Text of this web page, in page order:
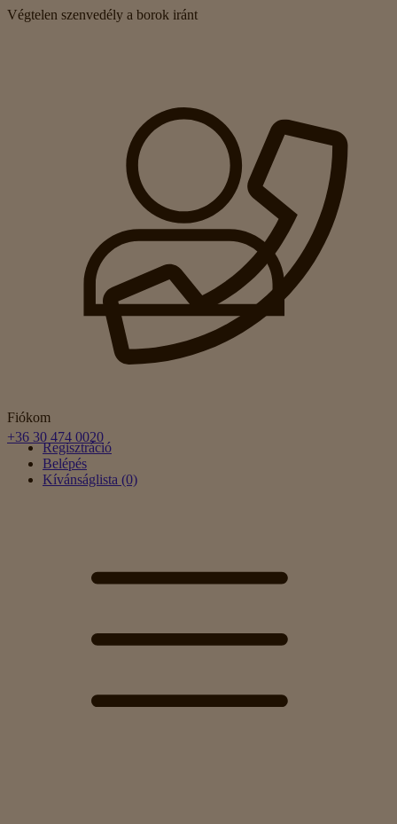
Végtelen szenvedély a borok iránt
Fiókom
Regisztráció
Belépés
Kívánságlista (0)
+36 30 474 0020